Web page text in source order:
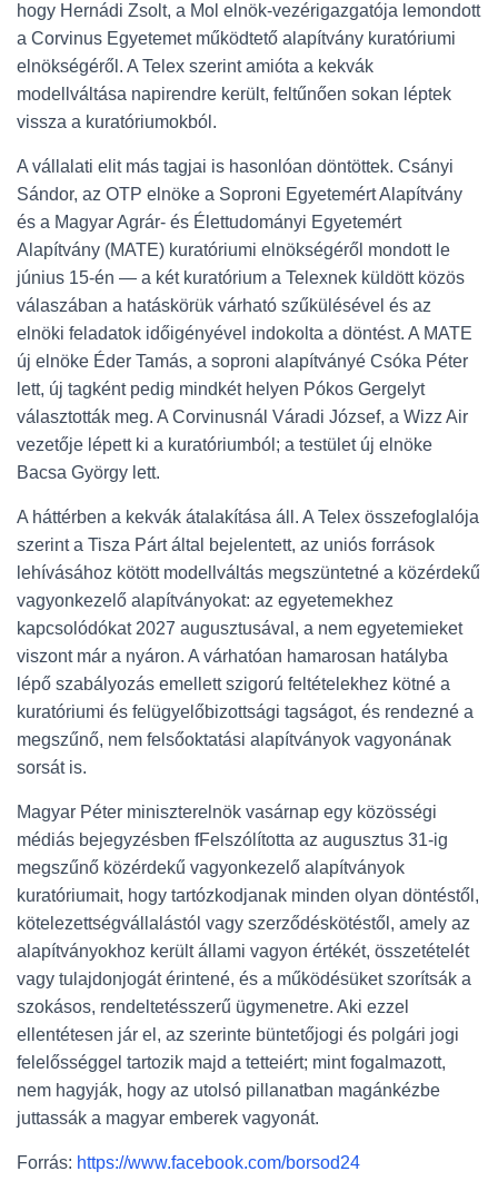
hogy Hernádi Zsolt, a Mol elnök-vezérigazgatója lemondott
a Corvinus Egyetemet működtető alapítvány kuratóriumi
elnökségéről. A Telex szerint amióta a kekvák
modellváltása napirendre került, feltűnően sokan léptek
vissza a kuratóriumokból.
A vállalati elit más tagjai is hasonlóan döntöttek. Csányi
Sándor, az OTP elnöke a Soproni Egyetemért Alapítvány
és a Magyar Agrár- és Élettudományi Egyetemért
Alapítvány (MATE) kuratóriumi elnökségéről mondott le
június 15-én — a két kuratórium a Telexnek küldött közös
válaszában a hatáskörük várható szűkülésével és az
elnöki feladatok időigényével indokolta a döntést. A MATE
új elnöke Éder Tamás, a soproni alapítványé Csóka Péter
lett, új tagként pedig mindkét helyen Pókos Gergelyt
választották meg. A Corvinusnál Váradi József, a Wizz Air
vezetője lépett ki a kuratóriumból; a testület új elnöke
Bacsa György lett.
A háttérben a kekvák átalakítása áll. A Telex összefoglalója
szerint a Tisza Párt által bejelentett, az uniós források
lehívásához kötött modellváltás megszüntetné a közérdekű
vagyonkezelő alapítványokat: az egyetemekhez
kapcsolódókat 2027 augusztusával, a nem egyetemieket
viszont már a nyáron. A várhatóan hamarosan hatályba
lépő szabályozás emellett szigorú feltételekhez kötné a
kuratóriumi és felügyelőbizottsági tagságot, és rendezné a
megszűnő, nem felsőoktatási alapítványok vagyonának
sorsát is.
Magyar Péter miniszterelnök vasárnap egy közösségi
médiás bejegyzésben fFelszólította az augusztus 31-ig
megszűnő közérdekű vagyonkezelő alapítványok
kuratóriumait, hogy tartózkodjanak minden olyan döntéstől,
kötelezettségvállalástól vagy szerződéskötéstől, amely az
alapítványokhoz került állami vagyon értékét, összetételét
vagy tulajdonjogát érintené, és a működésüket szorítsák a
szokásos, rendeltetésszerű ügymenetre. Aki ezzel
ellentétesen jár el, az szerinte büntetőjogi és polgári jogi
felelősséggel tartozik majd a tetteiért; mint fogalmazott,
nem hagyják, hogy az utolsó pillanatban magánkézbe
juttassák a magyar emberek vagyonát.
Forrás: https://www.facebook.com/borsod24